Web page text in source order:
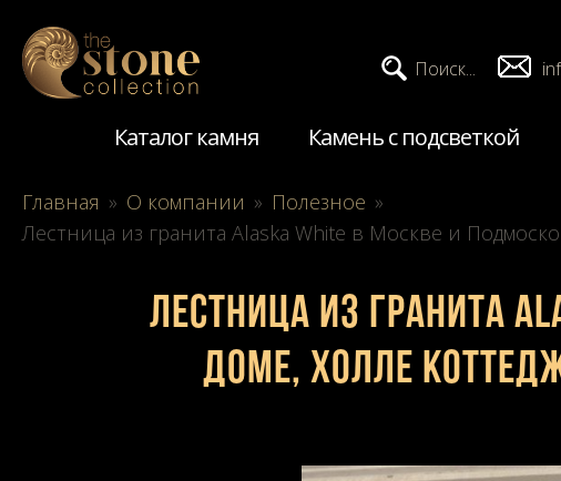
Поиск...
Каталог камня Камень с подсветкой
Главная » О компании » Полезное »
Лестница из гранита Alaska White в Москве и
Лестница из гранита
доме, холле